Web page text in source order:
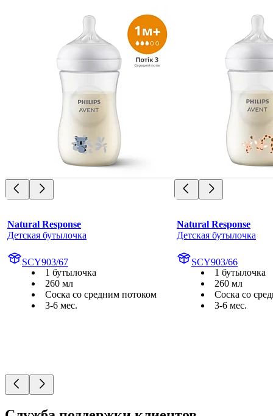
Natural Response
Детская бутылочка
SCY903/67
1 бутылочка
260 мл
Соска со средним потоком
3-6 мес.
Natural Response
Детская бутылочка
SCY903/66
1 бутылочка
260 мл
Соска со
3-6 мес.